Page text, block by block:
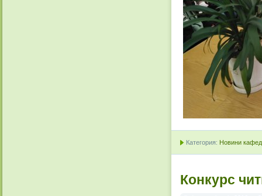
Категория: Новини
Конкурс